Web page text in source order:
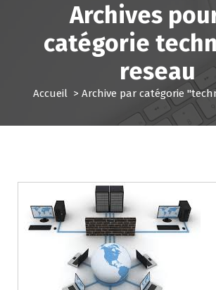
Archives
catégorie
reseau
Accueil> Archive par catégorie